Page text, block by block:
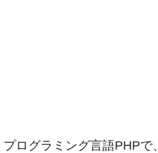
プログラミング言語PHPで